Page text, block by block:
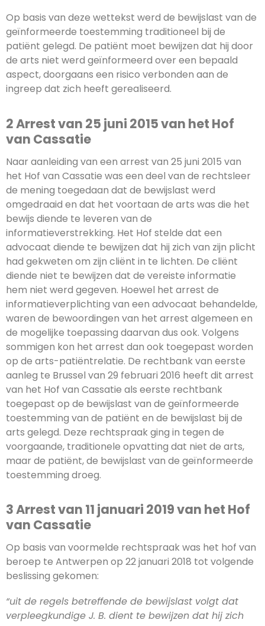
Op basis van deze wettekst werd de bewijslast van de
geïnformeerde toestemming traditioneel bij de
patiënt gelegd. De patiënt moet bewijzen dat hij door
de arts niet werd geïnformeerd over een bepaald
aspect, doorgaans een risico verbonden aan de
ingreep dat zich heeft gerealiseerd.
2 Arrest van 25 juni 2015 van het Hof
van Cassatie
Naar aanleiding van een arrest van 25 juni 2015 van
het Hof van Cassatie was een deel van de rechtsleer
de mening toegedaan dat de bewijslast werd
omgedraaid en dat het voortaan de arts was die het
bewijs diende te leveren van de
informatieverstrekking. Het Hof stelde dat een
advocaat diende te bewijzen dat hij zich van zijn plicht
had gekweten om zijn cliënt in te lichten. De cliënt
diende niet te bewijzen dat de vereiste informatie
hem niet werd gegeven. Hoewel het arrest de
informatieverplichting van een advocaat behandelde,
waren de bewoordingen van het arrest algemeen en
de mogelijke toepassing daarvan dus ook. Volgens
sommigen kon het arrest dan ook toegepast worden
op de arts-patiëntrelatie. De rechtbank van eerste
aanleg te Brussel van 29 februari 2016 heeft dit arrest
van het Hof van Cassatie als eerste rechtbank
toegepast op de bewijslast van de geïnformeerde
toestemming van de patiënt en de bewijslast bij de
arts gelegd. Deze rechtspraak ging in tegen de
voorgaande, traditionele opvatting dat niet de arts,
maar de patiënt, de bewijslast van de geïnformeerde
toestemming droeg.
3 Arrest van 11 januari 2019 van het Hof
van Cassatie
Op basis van voormelde rechtspraak was het hof van
beroep te Antwerpen op 22 januari 2018 tot volgende
beslissing gekomen:
“uit de regels betreffende de bewijslast volgt dat
verpleegkundige J. B. dient te bewijzen dat hij zich